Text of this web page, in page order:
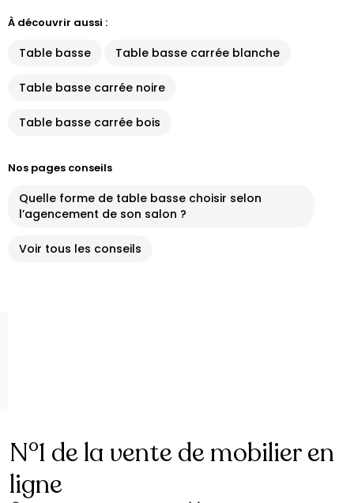
À découvrir aussi :
Table basse Table basse carrée blanche
Table basse carrée noire
Table basse carrée bois
Nos pages conseils
Quelle forme de table basse choisir selon
l’agencement de son salon ?
Voir tous les conseils
N°1 de la vente de mobilier en
ligne